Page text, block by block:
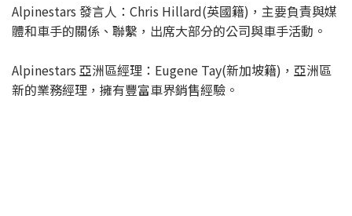
Alpinestars 發言人：Chris Hillard(英國籍)，主要負責與媒
體和車手的關係、聯繫，出席大部分的公司與車手活動。
Alpinestars 亞洲區經理：Eugene Tay(新加坡籍)，亞洲區
新的業務經理，擁有豐富車界銷售經驗。